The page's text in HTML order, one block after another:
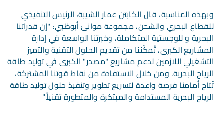
وبهذه المناسبة، قال الكابتن عمار الشيبة، الرئيس التنفيذي
للقطاع البحري والشحن، مجموعة موانئ أبوظبي: "إن قدراتنا
البحرية واللوجستية المتكاملة، وخبرتنا الواسعة في إدارة
المشاريع الكبرى، تُمكّننا من تقديم الحلول التقنية والتميز
التشغيلي اللازمين لدعم مشاريع "مصدر" الكبرى في توليد طاقة
الرياح البحرية. ومن خلال الاستفادة من نقاط قوتنا المشتركة،
تُتاح أمامنا فرصة واعدة لتسريع تطوير وتنفيذ حلول توليد طاقة
الرياح البحرية المستدامة والمبتكرة والمتطورة تقنياً."